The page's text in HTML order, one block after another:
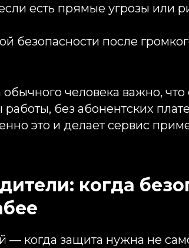
есть прямые угрозы или
безопасности после
человека важно, что
работы, без абонентских
это и делает сервис
когда
— когда защита нужна не